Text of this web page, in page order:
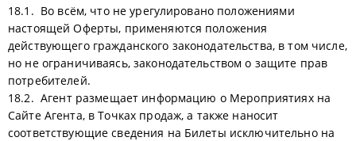
18.1. Во всём, что не урегулировано положениями
настоящей Оферты, применяются положения
действующего гражданского законодательства, в том числе,
но не ограничиваясь, законодательством о защите прав
потребителей.
18.2. Агент размещает информацию о Мероприятиях на
Сайте Агента, в Точках продаж, а также наносит
соответствующие сведения на Билеты исключительно на